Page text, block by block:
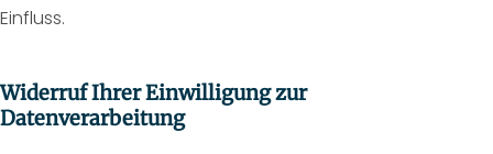
Einfluss.
Widerruf Ihrer Einwilligung zur
Datenverarbeitung